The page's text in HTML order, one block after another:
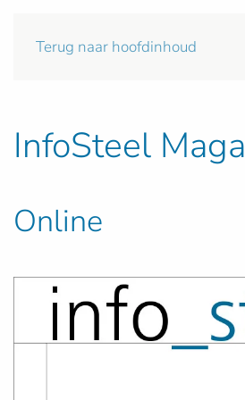
Terug naar hoofdinhoud
InfoSteel
Online